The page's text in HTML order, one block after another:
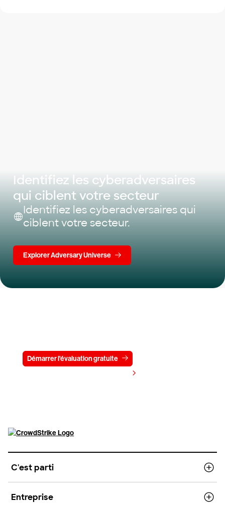
Identifiez les cyberadversaires
qui ciblent votre secteur
Identifiez les cyberadversaires qui
ciblent votre secteur.
Explorer Adversary Universe
Démarrer l'évaluation gratuite
C'est parti
Entreprise